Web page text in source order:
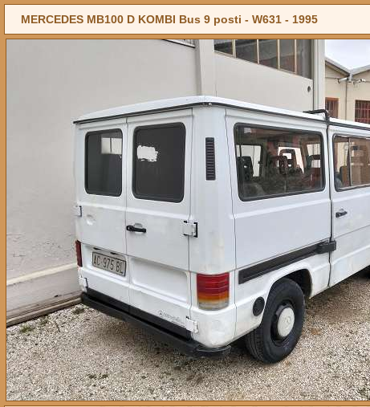
MERCEDES MB100 D KOMBI Bus 9 posti - W631 - 1995